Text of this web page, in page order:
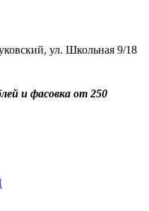
ул. Школьная 9/18
и фасовка от 250